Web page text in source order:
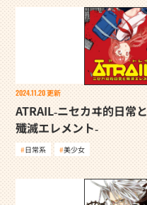
2024.11.20更新
ATRAIL‐ニセカヰ的日常と
殲滅エレメント‐
日常系 美少女